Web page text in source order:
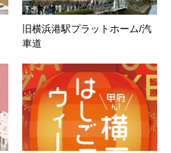
旧横浜港駅プラットホーム/汽
車道